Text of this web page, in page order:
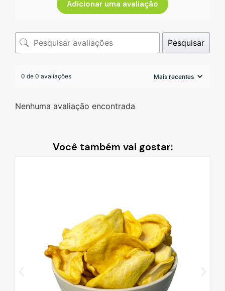
Adicionar uma avaliação
Pesquisar
0 de 0 avaliações
Nenhuma avaliação encontrada
Você também vai gostar: